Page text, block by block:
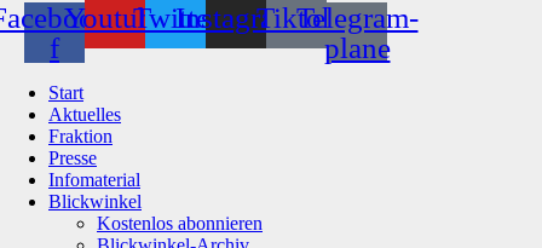
f
YoutubeTwitterInstagramTiktokTelegram-
plane
Start
Aktuelles
Fraktion
Presse
Infomaterial
Blickwinkel
Kostenlos abonnieren